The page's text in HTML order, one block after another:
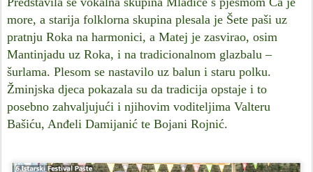
more, a starija folklorna skupina plesala je Šete paši uz
pratnju Roka na harmonici, a Matej je zasvirao, osim
Mantinjadu uz Roka, i na tradicionalnom glazbalu –
šurlama. Plesom se nastavilo uz balun i staru polku.
Žminjska djeca pokazala su da tradicija opstaje i to
posebno zahvaljujući i njihovim voditeljima Valteru
Bašiću, Anđeli Damijanić te Bojani Rojnić.